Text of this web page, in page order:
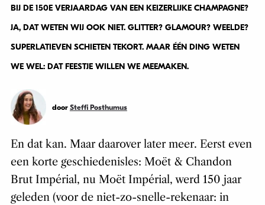
BIJ DE 150E VERJAARDAG VAN EEN KEIZERLIJKE CHAMPAGNE?
JA, DAT WETEN WIJ OOK NIET. GLITTER? GLAMOUR? WEELDE?
SUPERLATIEVEN SCHIETEN TEKORT. MAAR ÉÉN DING WETEN
WE WEL: DAT FEESTJE WILLEN WE MEEMAKEN.
door Steffi Posthumus
En dat kan. Maar daarover later meer. Eerst even
een korte geschiedenisles: Moët & Chandon
Brut Impérial, nu Moët Impérial, werd 150 jaar
geleden (voor de niet-zo-snelle-rekenaar: in